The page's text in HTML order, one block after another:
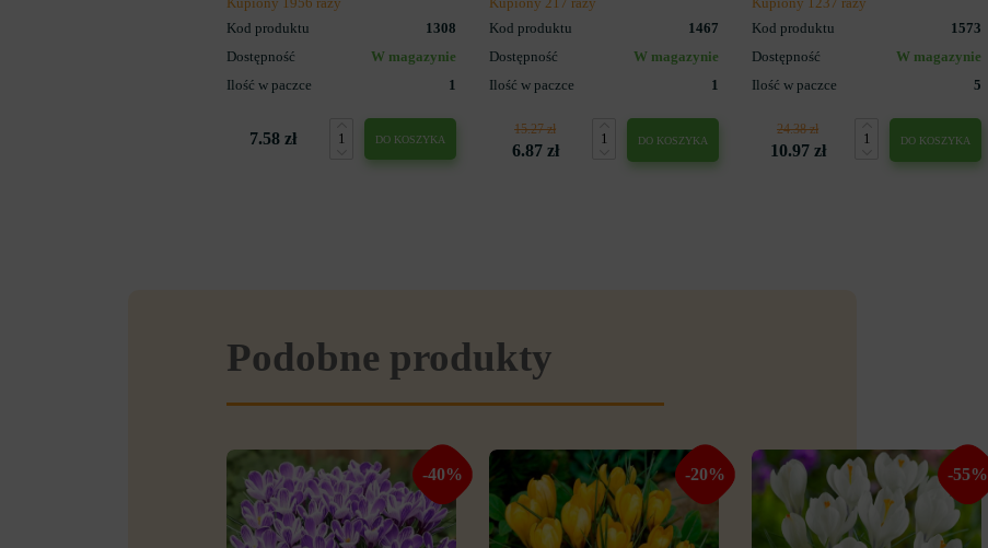
Kod produktu
1308
Dostępność
W magazynie
Ilość w paczce
1
7.58 zł DO KOSZYKA
Kod produktu
1467
Dostępność
W magazynie
Ilość w paczce
1
15.27 zł
6.87 zł
DO KOSZYKA
Kod produktu
1573
Dostępność
W magazynie
Ilość w paczce
5
24.38 zł
10.97 zł
DO KOSZYKA
Podobne produkty
-40% -20% -55%